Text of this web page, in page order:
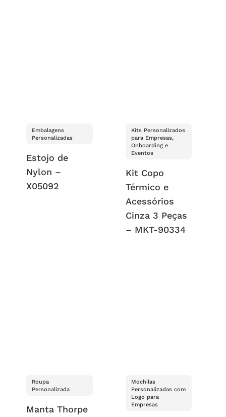
Embalagens
Personalizadas
Estojo de
Nylon –
X05092
Kits Personalizados
para Empresas,
Onboarding e
Eventos
Kit Copo
Térmico e
Acessórios
Cinza 3 Peças
– MKT-90334
Roupa
Personalizada
Manta Thorpe
Mochilas
Personalizadas com
Logo para
Empresas